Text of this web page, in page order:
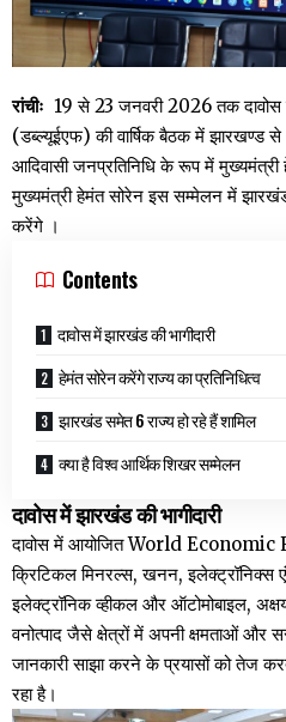
रांचीः 19 से 23 जनवरी 2026 तक दावोस
(डब्ल्यूईएफ) की वार्षिक बैठक में झारखण्ड
आदिवासी जनप्रतिनिधि के रूप में मुख्यमंत्री
मुख्यमंत्री हेमंत सोरेन इस सम्मेलन में
करेंगे ।
Contents
दावोस में झारखंड की भागीदारी
हेमंत सोरेन करेंगे राज्य का प्रतिनिधित्व
झारखंड समेत 6 राज्य हो रहे हैं शामिल
क्या है विश्व आर्थिक शिखर सम्मेलन
दावोस में झारखंड की भागीदारी
दावोस में आयोजित World
क्रिटिकल मिनरल्स, खनन, इलेक्ट्रॉनिक्स
इलेक्ट्रॉनिक व्हीकल और ऑटोमोबाइल,
वनोत्पाद जैसे क्षेत्रों में अपनी क्षमताओं और
जानकारी साझा करने के प्रयासों को तेज
रहा है।